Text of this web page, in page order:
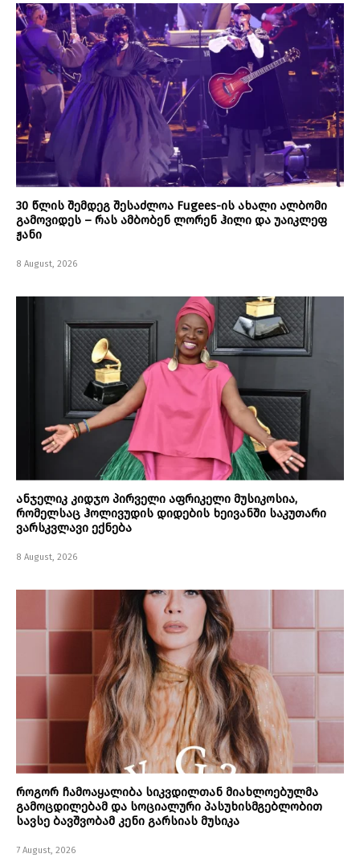
30 წლის შემდეგ შესაძლოა Fugees-ის ახალი ალბომი
გამოვიდეს – რას ამბობენ ლორენ ჰილი და უაიკლეფ
ჟანი
8 August, 2026
ანჯელიკ კიდჯო პირველი აფრიკელი მუსიკოსია,
რომელსაც ჰოლივუდის დიდების ხეივანში საკუთარი
ვარსკვლავი ექნება
8 August, 2026
როგორ ჩამოაყალიბა სიკვდილთან მიახლოებულმა
გამოცდილებამ და სოციალური პასუხისმგებლობით
სავსე ბავშვობამ კენი გარსიას მუსიკა
7 August, 2026